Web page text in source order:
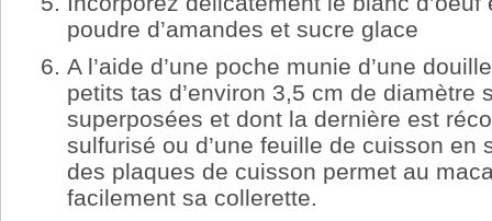
poudre d’amandes et sucre glace
A l’aide d’une poche munie d’une
petits tas d’environ 3,5 cm de diamètre
superposées et dont la dernière est
sulfurisé ou d’une feuille de cuisson en
des plaques de cuisson permet au
facilement sa collerette.